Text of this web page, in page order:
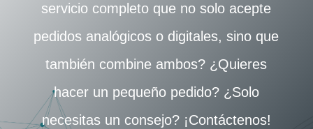
servicio completo que no solo acepte
pedidos analógicos o digitales, sino que
también combine ambos? ¿Quieres
hacer un pequeño pedido? ¿Solo
necesitas un consejo? ¡Contáctenos!